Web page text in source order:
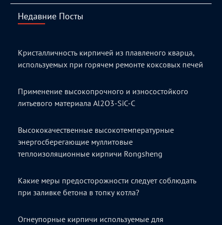
Недавние Посты
Кристалличность кирпичей из плавленого кварца,
используемых при горячем ремонте коксовых печей
Применение высокопрочного и износостойкого
литьевого материала Al2O3-SiC-C
Высококачественные высокотемпературные
энергосберегающие муллитовые
теплоизоляционные кирпичи Rongsheng
Какие меры предосторожности следует соблюдать
при заливке бетона в топку котла?
Огнеупорные кирпичи используемые для